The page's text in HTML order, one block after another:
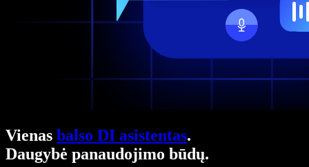
Vienas balso DI asistentas.
Daugybė panaudojimo būdų.